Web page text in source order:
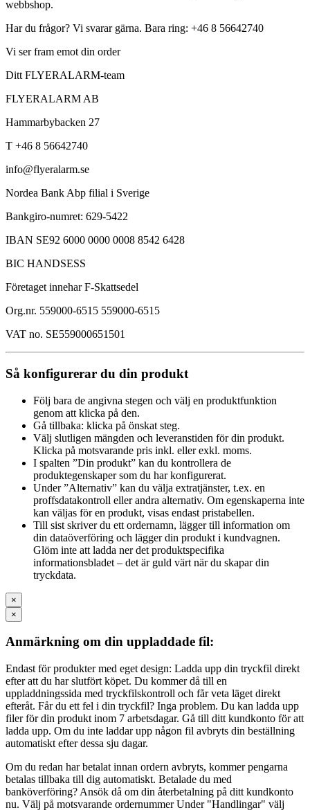
webbshop.
Har du frågor? Vi svarar gärna. Bara ring: +46 8 56642740
Vi ser fram emot din order
Ditt FLYERALARM-team
FLYERALARM AB
Hammarbybacken 27
T +46 8 56642740
info@flyeralarm.se
Nordea Bank Abp filial i Sverige
Bankgiro-numret: 629-5422
IBAN SE92 6000 0000 0008 8542 6428
BIC HANDSESS
Företaget innehar F-Skattsedel
Org.nr. 559000-6515 559000-6515
VAT no. SE559000651501
Så konfigurerar du din produkt
Följ bara de angivna stegen och välj en produktfunktion
genom att klicka på den.
Gå tillbaka: klicka på önskat steg.
Välj slutligen mängden och leveranstiden för din produkt.
Klicka på motsvarande pris inkl. eller exkl. moms.
I spalten ”Din produkt” kan du kontrollera de
produktegenskaper som du har konfigurerat.
Under ”Alternativ” kan du välja extratjänster, t.ex. en
proffsdatakontroll eller andra alternativ. Om egenskaperna inte
kan väljas för en produkt, visas endast pristabellen.
Till sist skriver du ett ordernamn, lägger till information om
din dataöverföring och lägger din produkt i kundvagnen.
Glöm inte att ladda ner det produktspecifika
informationsbladet – det är guld värt när du skapar din
tryckdata.
×
×
Anmärkning om din uppladdade fil:
Endast för produkter med eget design: Ladda upp din tryckfil direkt
efter att du har slutfört köpet. Du kommer då till en
uppladdningssida med tryckfilskontroll och får veta läget direkt
efteråt. Får du ett fel i din tryckfil? Inga problem. Du kan ladda upp
filer för din produkt inom 7 arbetsdagar. Gå till ditt kundkonto för att
ladda upp. Om du inte laddar upp någon fil avbryts din beställning
automatiskt efter dessa sju dagar.
Om du redan har betalat innan ordern avbryts, kommer pengarna
betalas tillbaka till dig automatiskt. Betalade du med
banköverföring? Ansök då om din återbetalning på ditt kundkonto
nu. Välj på motsvarande ordernummer Under "Handlingar" välj